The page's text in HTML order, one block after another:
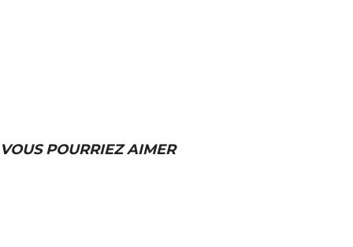
VOUS POURRIEZ AIMER